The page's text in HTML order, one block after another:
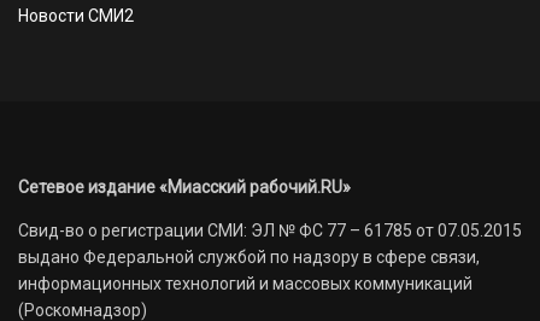
Новости СМИ2
Сетевое издание «Миасский рабочий.RU»
Свид-во о регистрации СМИ: ЭЛ № ФС 77 – 61785 от 07.05.2015
выдано Федеральной службой по надзору в сфере связи,
информационных технологий и массовых коммуникаций
(Роскомнадзор)